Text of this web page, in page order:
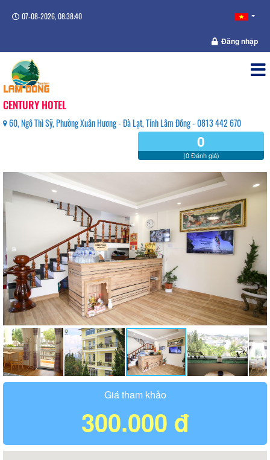
07-08-2026, 08:38:40
Đăng nhập
CENTURY HOTEL
60, Ngô Thì Sỹ, Phường Xuân Hương - Đà Lạt, Tỉnh Lâm Đồng - 0813 442 670
0
(0 Đánh giá)
Giá tham khảo
300.000 đ